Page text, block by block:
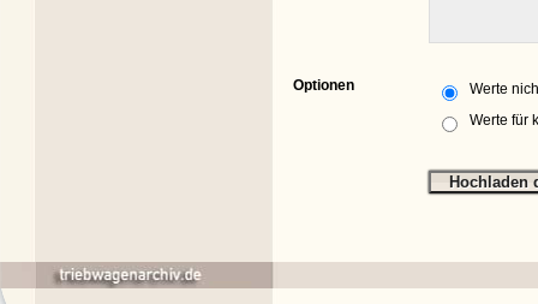
Optionen
Werte
Werte für